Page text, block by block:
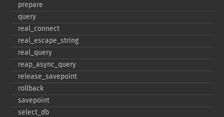
prepare
query
real_​connect
real_​escape_​string
real_​query
reap_​async_​query
release_​savepoint
rollback
savepoint
select_​db